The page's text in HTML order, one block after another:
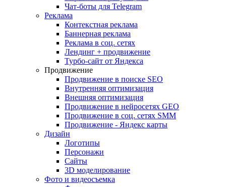
Чат-боты для Telegram
Реклама
Контекстная реклама
Баннерная реклама
Реклама в соц. сетях
Лендинг + продвижение
Турбо-сайт от Яндекса
Продвижение
Продвижение в поиске SEO
Внутренняя оптимизация
Внешняя оптимизация
Продвижение в нейросетях GEO
Продвижение в соц. сетях SMM
Продвижение - Яндекс карты
Дизайн
Логотипы
Персонажи
Сайты
3D моделирование
Фото и видеосъемка